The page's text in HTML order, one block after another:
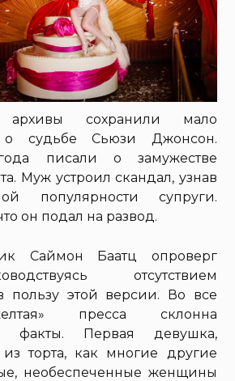
архивы сохранили мало
о судьбе Сьюзи Джонсон.
писали о замужестве
Муж устроил скандал, узнав
популярности супруги.
он подал на развод.
Саймон Баатц опроверг
отсутствием
пользу этой версии. Во все
пресса склонна
факты. Первая девушка,
торта, как многие другие
необеспеченные женщины